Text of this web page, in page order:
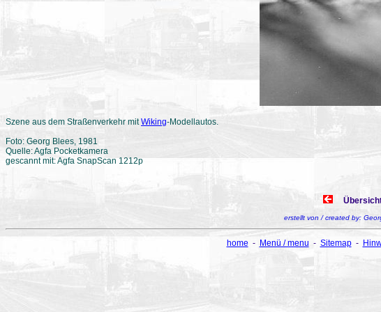
Szene aus dem Straßenverkehr mitWiking-Modellautos.
Foto: Georg Blees, 1981
Quelle: Agfa Pocketkamera
gescannt mit: Agfa SnapScan 1212p
erstellt von / created by:
home- Menü / menu - Sitemap-